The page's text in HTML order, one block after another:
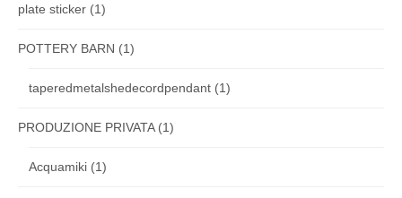
plate sticker (1)
POTTERY BARN (1)
taperedmetalshedecordpendant (1)
PRODUZIONE PRIVATA(1)
Acquamiki (1)